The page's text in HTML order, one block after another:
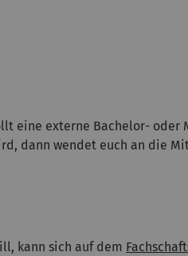
eine externe Bachelor- oder
dann wendet euch an die
kann sich auf dem